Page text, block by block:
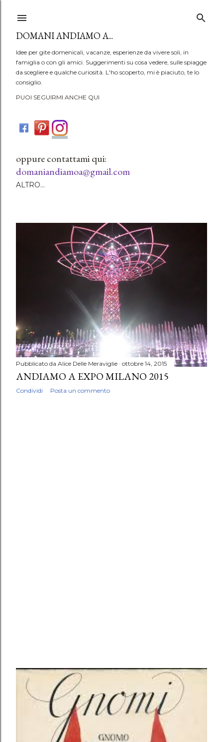
DOMANI ANDIAMO A...
Idee per gite domenicali, vacanze, esperienze da vivere soli, in
famiglia o con gli amici. Suggerimenti su cosa vedere, sulle spiagge
da scegliere e qualche curiosità. L'ho scoperto, mi è piaciuto, te lo
consiglio.
PUOI SEGUIRMI ANCHE QUI
oppure contattami qui:
domaniandiamoa@gmail.com
ALTRO…
Pubblicato da Alice Delle Meraviglie ottobre 14, 2015
ANDIAMO A EXPO MILANO 2015
Condividi Posta un commento